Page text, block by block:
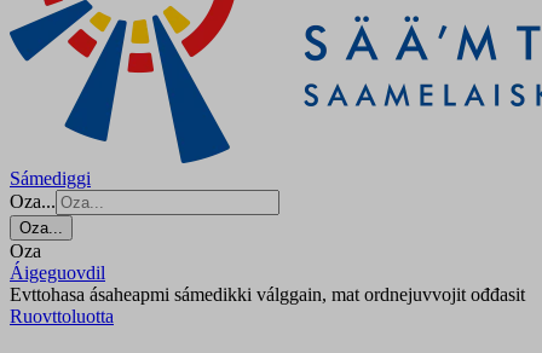
Sámediggi
Oza...
Oza...
Oza
Áigeguovdil
Evttohasa ásaheapmi sámedikki válggain, mat ordnejuvvojit ođđasit
Ruovttoluotta